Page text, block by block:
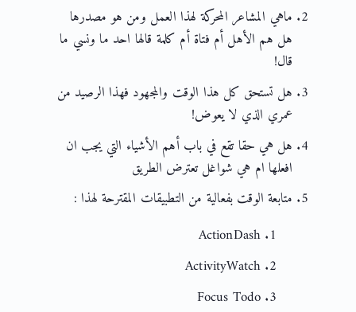
ماهي المشاعر المحركة لهذا العمل ومن هو مصدرها
هل هم الأهل أم فتاة أم كلمة قالها احد ما ونسي ما
قال!
هل تستحق كل هذا الوقت والمجهود فهذا الرصيد من
عمري الذي لا يعوض!
هل هي حقا تقع في باب أهم الأشياء التي يجب ان
افعلها ام هي شواغل تعترض الطريق
متابعة الوقت بفعالية من التطبيقات المقترحة لهذا :
ActionDash
ActivityWatch
Focus Todo